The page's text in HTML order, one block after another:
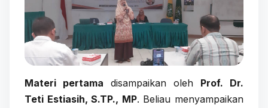
Materi pertama disampaikan oleh Prof. Dr.
Teti Estiasih, S.TP., MP. Beliau menyampaikan